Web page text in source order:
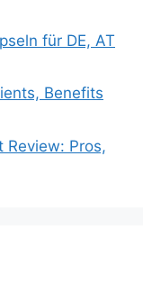
für DE, AT
Benefits
Review: Pros,